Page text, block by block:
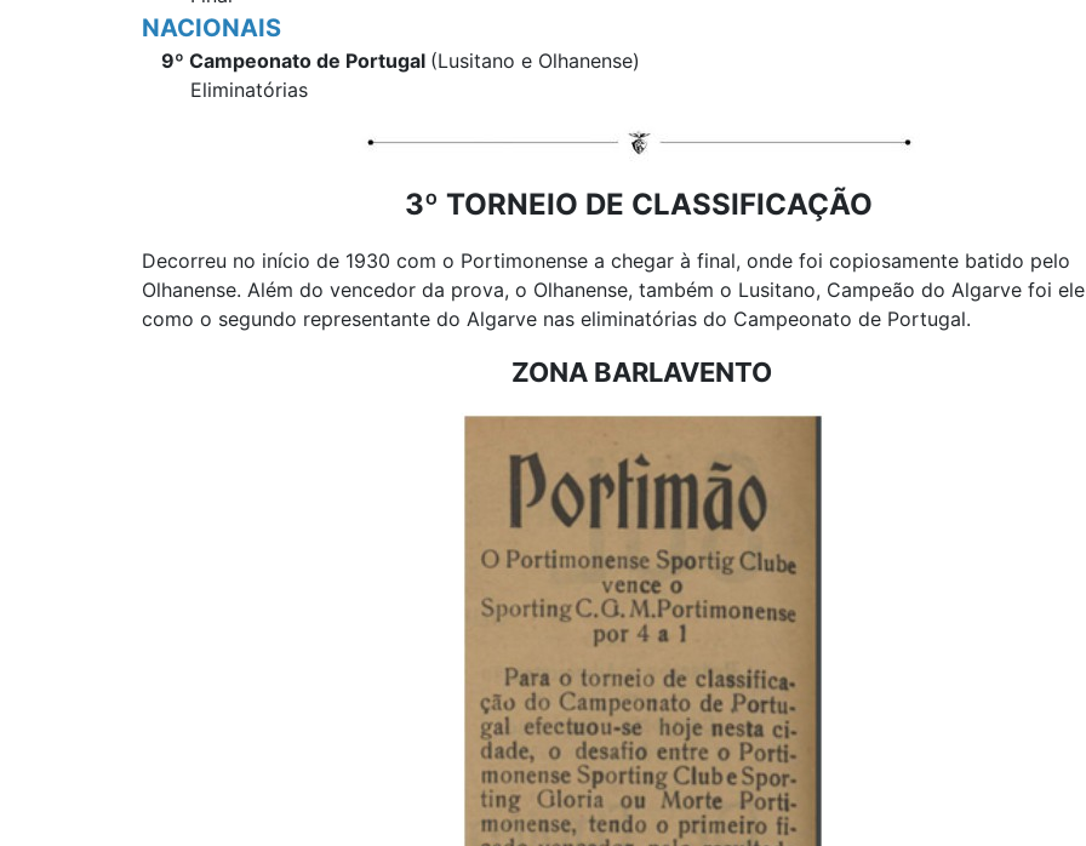
NACIONAIS
9º Campeonato de Portugal (Lusitano e Olhanense)
Eliminatórias
3º TORNEIO DE CLASSIFICAÇÃO
Decorreu no início de 1930 com o Portimonense a chegar à final, onde foi copiosamente batido pelo
Olhanense. Além do vencedor da prova, o Olhanense, também o Lusitano, Campeão do Algarve foi
como o segundo representante do Algarve nas eliminatórias do Campeonato de Portugal.
ZONA BARLAVENTO